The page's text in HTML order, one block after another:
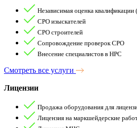
Независимая оценка
СРО изыскателей
СРО строителей
Сопровождение проверок СРО
Внесение специалистов в НРС
Смотреть все услуги
Лицензии
Продажа оборудования для
Лицензия на маркшейдерские